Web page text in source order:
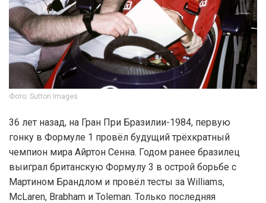
Фото: Sutton Images
36 лет назад, на Гран При Бразилии-1984, первую
гонку в Формуле 1 провёл будущий трёхкратный
чемпион мира Айртон Сенна. Годом ранее бразилец
выиграл британскую Формулу 3 в острой борьбе с
Мартином Брандлом и провёл тесты за Williams,
McLaren, Brabham и Toleman. Только последняя